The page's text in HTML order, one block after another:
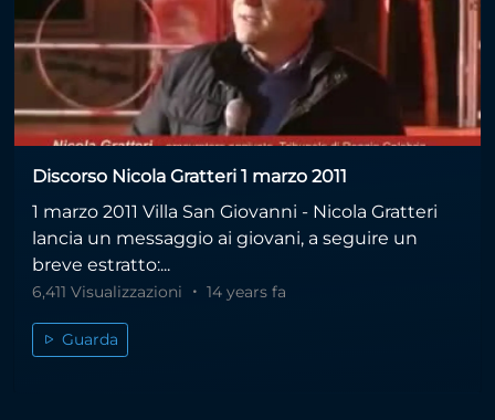
Discorso Nicola Gratteri 1 marzo 2011
1 marzo 2011 Villa San Giovanni - Nicola Gratteri
lancia un messaggio ai giovani, a seguire un
breve estratto:...
6,411 Visualizzazioni 14 years fa
Guarda